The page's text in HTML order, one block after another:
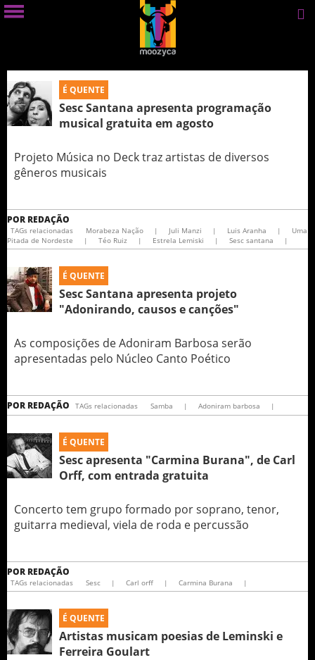
É QUENTE
Sesc Santana apresenta programação
musical gratuita em agosto
Projeto Música no Deck traz artistas de diversos
gêneros musicais
POR REDAÇÃO
TAGs relacionadas Morabeza Nação | Juli Manzi | Luis Aranha |
Uma
Pitada de Nordeste
| Téo Ruiz | Estrela Lemiski | Sesc santana |
É QUENTE
Sesc Santana apresenta projeto
"Adonirando, causos e canções"
As composições de Adoniram Barbosa serão
apresentadas pelo Núcleo Canto Poético
POR REDAÇÃO TAGs relacionadas Samba | Adoniram barbosa |
É QUENTE
Sesc apresenta "Carmina Burana", de Carl
Orff, com entrada gratuita
Concerto tem grupo formado por soprano, tenor,
guitarra medieval, viela de roda e percussão
POR REDAÇÃO
TAGs relacionadas Sesc | Carl orff | Carmina Burana |
É QUENTE
Artistas musicam poesias de Leminski e
Ferreira Goulart